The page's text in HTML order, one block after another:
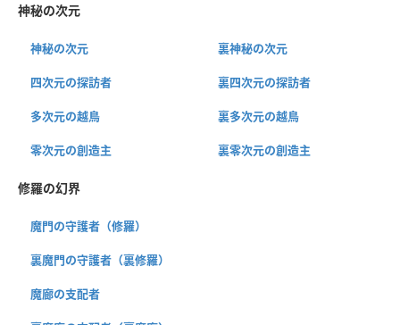
神秘の次元
神秘の次元 裏神秘の次元
四次元の探訪者 裏四次元の探訪者
多次元の越鳥 裏多次元の越鳥
零次元の創造主 裏零次元の創造主
修羅の幻界
魔門の守護者（修羅）
裏魔門の守護者（裏修羅）
魔廊の支配者